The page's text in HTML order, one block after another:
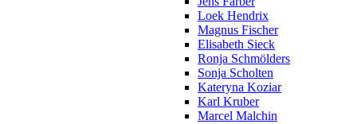
Loek Hendrix
Magnus Fischer
Elisabeth Sieck
Ronja Schmölders
Sonja Scholten
Kateryna Koziar
Karl Kruber
Marcel Malchin